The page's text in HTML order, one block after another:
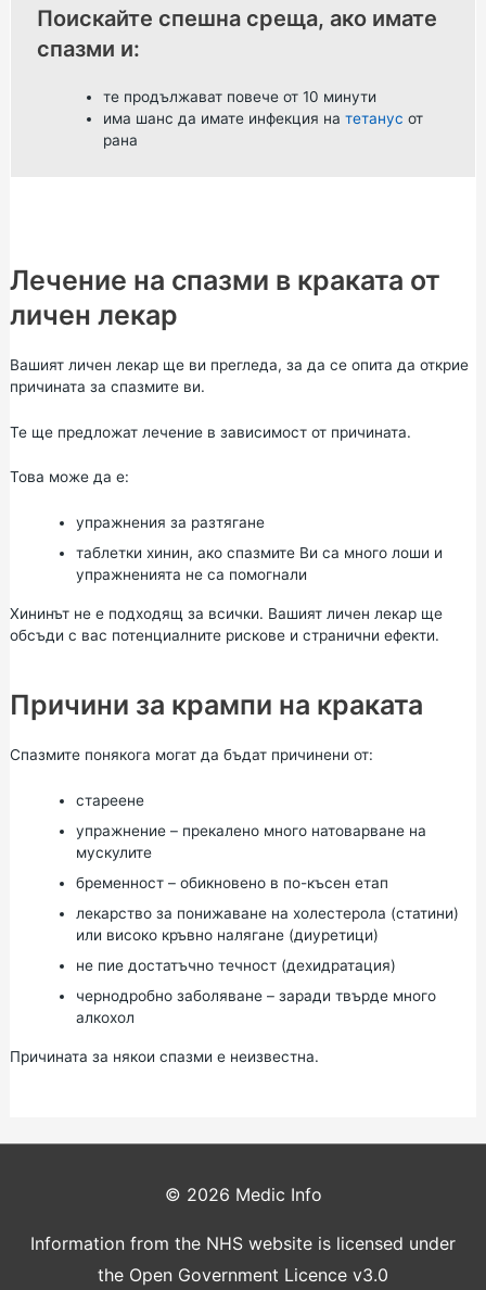
Поискайте спешна среща, ако имате
спазми и:
те продължават повече от 10 минути
има шанс да имате инфекция на тетанус от
рана
Лечение на спазми в краката от
личен лекар
Вашият личен лекар ще ви прегледа, за да се опита да открие
причината за спазмите ви.
Те ще предложат лечение в зависимост от причината.
Това може да е:
упражнения за разтягане
таблетки хинин, ако спазмите Ви са много лоши и
упражненията не са помогнали
Хининът не е подходящ за всички. Вашият личен лекар ще
обсъди с вас потенциалните рискове и странични ефекти.
Причини за крампи на краката
Спазмите понякога могат да бъдат причинени от:
стареене
упражнение – прекалено много натоварване на
мускулите
бременност – обикновено в по-късен етап
лекарство за понижаване на холестерола (статини)
или високо кръвно налягане (диуретици)
не пие достатъчно течност (дехидратация)
чернодробно заболяване – заради твърде много
алкохол
Причината за някои спазми е неизвестна.
© 2026 Medic Info
Information from the NHS website is licensed under
the Open Government Licence v3.0